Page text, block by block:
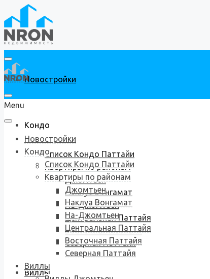
Новостройки
Кондо
Список Кондо Паттайи
Квартиры по районам
Джомтьен
Наклуа Вонгамат
На-Джомтьен
Центральная Паттайя
Восточная Паттайя
Северная Паттайя
Виллы
Menu
Новостройки
Кондо
Список Кондо Паттайи
Квартиры по районам
Джомтьен
Наклуа Вонгамат
На-Джомтьен
Центральная Паттайя
Восточная Паттайя
Северная Паттайя
Виллы